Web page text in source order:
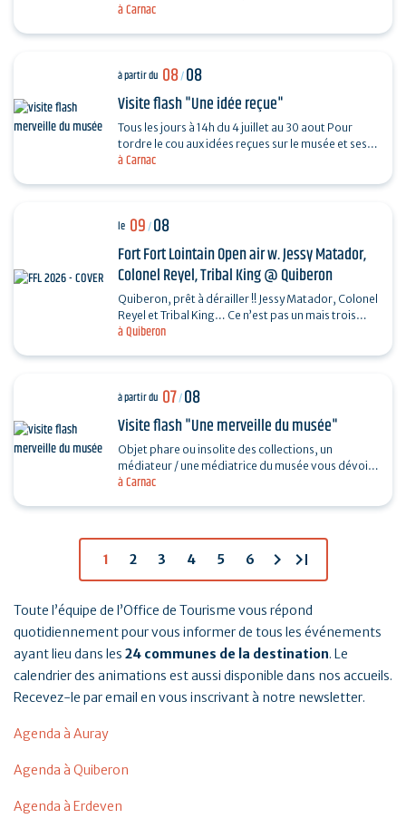
à Carnac
place, entrée 1€, gratuite pour les moins de 16…
à Carnac
à partir du 08/08
Visite flash "Une idée reçue"
Tous les jours à 14h du 4 juillet au 30 aout Pour
tordre le cou aux idées reçues sur le musée et ses
collections, piochez au hasard une question et…
à Quiberon
le 09/08
Fort Fort Lointain Open air w. Jessy Matador,
Colonel Reyel, Tribal King @ Quiberon
Quiberon, prêt à dérailler !! Jessy Matador, Colonel
Reyel et Tribal King… Ce n’est pas un mais trois
artistes que nous invitons le dimanche 9…
à Carnac
à partir du 07/08
Visite flash "Une merveille du musée"
Objet phare ou insolite des collections, un
médiateur / une médiatrice du musée vous dévoile
son histoire. Sans réservation. Durée 30…
1 2 3 4 5 6 chevron_right last_page
Toute l’équipe de l’Office de Tourisme vous répond
quotidiennement pour vous informer de tous les événements
ayant lieu dans les 24 communes de la destination. Le
calendrier des animations est aussi disponible dans nos accueils.
Recevez-le par email en vous inscrivant à notre newsletter.
Agenda à Auray
Agenda à Quiberon
Agenda à Erdeven